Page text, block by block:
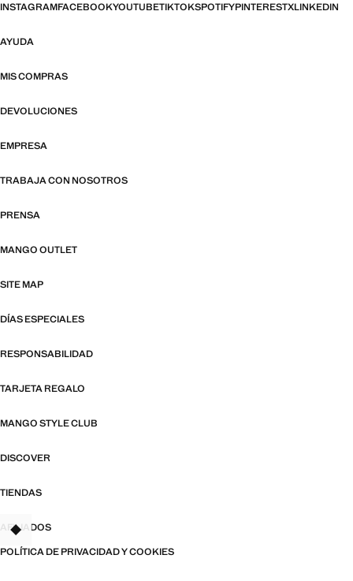
INSTAGRAMFACEBOOKYOUTUBETIKTOKSPOTIFYPINTERESTXLINKEDIN
AYUDA
MIS COMPRAS
DEVOLUCIONES
EMPRESA
TRABAJA CON NOSOTROS
PRENSA
MANGO OUTLET
SITE MAP
DÍAS ESPECIALES
RESPONSABILIDAD
TARJETA REGALO
MANGO STYLE CLUB
DISCOVER
TIENDAS
AFILIADOS
POLÍTICA DE PRIVACIDAD Y COOKIES